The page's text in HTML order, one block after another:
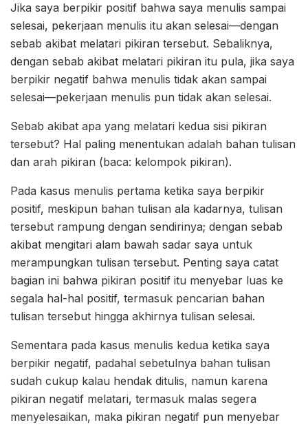
Jika saya berpikir positif bahwa saya menulis sampai
selesai, pekerjaan menulis itu akan selesai—dengan
sebab akibat melatari pikiran tersebut. Sebaliknya,
dengan sebab akibat melatari pikiran itu pula, jika saya
berpikir negatif bahwa menulis tidak akan sampai
selesai—pekerjaan menulis pun tidak akan selesai.
Sebab akibat apa yang melatari kedua sisi pikiran
tersebut? Hal paling menentukan adalah bahan tulisan
dan arah pikiran (baca: kelompok pikiran).
Pada kasus menulis pertama ketika saya berpikir
positif, meskipun bahan tulisan ala kadarnya, tulisan
tersebut rampung dengan sendirinya; dengan sebab
akibat mengitari alam bawah sadar saya untuk
merampungkan tulisan tersebut. Penting saya catat
bagian ini bahwa pikiran positif itu menyebar luas ke
segala hal-hal positif, termasuk pencarian bahan
tulisan tersebut hingga akhirnya tulisan selesai.
Sementara pada kasus menulis kedua ketika saya
berpikir negatif, padahal sebetulnya bahan tulisan
sudah cukup kalau hendak ditulis, namun karena
pikiran negatif melatari, termasuk malas segera
menyelesaikan, maka pikiran negatif pun menyebar